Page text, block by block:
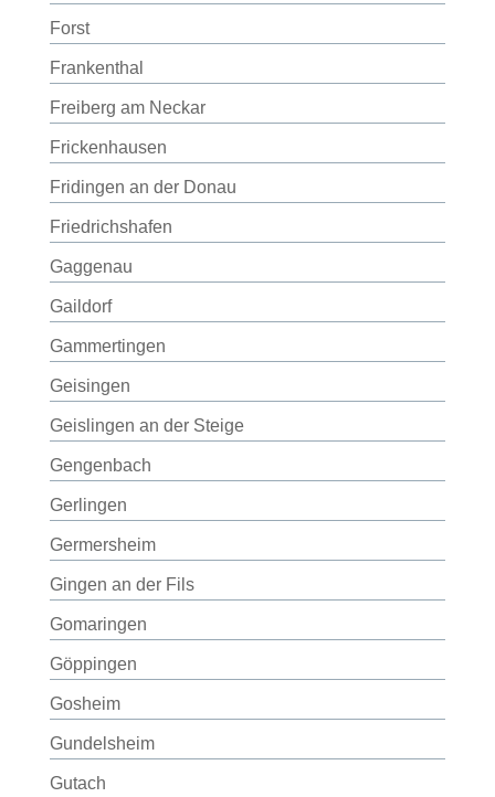
Forst
Frankenthal
Freiberg am Neckar
Frickenhausen
Fridingen an der Donau
Friedrichshafen
Gaggenau
Gaildorf
Gammertingen
Geisingen
Geislingen an der Steige
Gengenbach
Gerlingen
Germersheim
Gingen an der Fils
Gomaringen
Göppingen
Gosheim
Gundelsheim
Gutach